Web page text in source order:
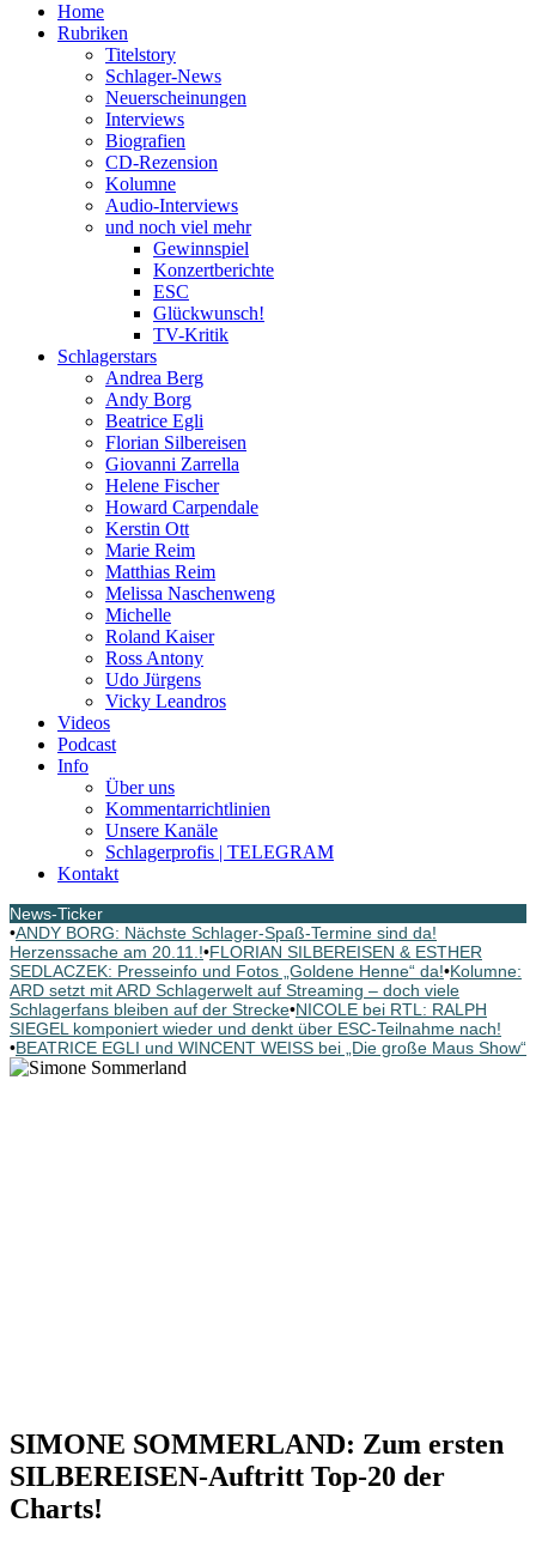
Home
Rubriken
Titelstory
Schlager-News
Neuerscheinungen
Interviews
Biografien
CD-Rezension
Kolumne
Audio-Interviews
und noch viel mehr
Gewinnspiel
Konzertberichte
ESC
Glückwunsch!
TV-Kritik
Schlagerstars
Andrea Berg
Andy Borg
Beatrice Egli
Florian Silbereisen
Giovanni Zarrella
Helene Fischer
Howard Carpendale
Kerstin Ott
Marie Reim
Matthias Reim
Melissa Naschenweng
Michelle
Roland Kaiser
Ross Antony
Udo Jürgens
Vicky Leandros
Videos
Podcast
Info
Über uns
Kommentarrichtlinien
Unsere Kanäle
Schlagerprofis | TELEGRAM
Kontakt
News-Ticker
•ANDY BORG: Nächste Schlager-Spaß-Termine sind da!
Herzenssache am 20.11.!•FLORIAN SILBEREISEN & ESTHER
SEDLACZEK: Presseinfo und Fotos „Goldene Henne“ da!•Kolumne:
ARD setzt mit ARD Schlagerwelt auf Streaming – doch viele
Schlagerfans bleiben auf der Strecke•NICOLE bei RTL: RALPH
SIEGEL komponiert wieder und denkt über ESC-Teilnahme nach!
•BEATRICE EGLI und WINCENT WEISS bei „Die große Maus Show“
SIMONE SOMMERLAND: Zum ersten
SILBEREISEN-Auftritt Top-20 der
Charts!